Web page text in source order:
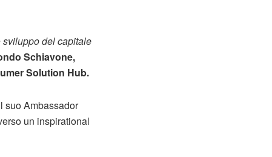
sviluppo del capitale
Schiavone,
Solution Hub.
suo Ambassador
un inspirational